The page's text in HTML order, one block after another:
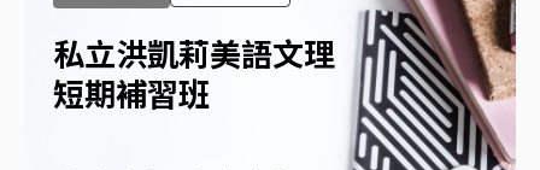
私立洪凱莉美語文理
短期補習班